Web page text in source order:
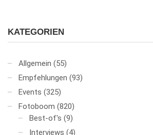
KATEGORIEN
Allgemein (55)
Empfehlungen (93)
Events (325)
Fotoboom (820)
Best-of's (9)
Interviews (4)